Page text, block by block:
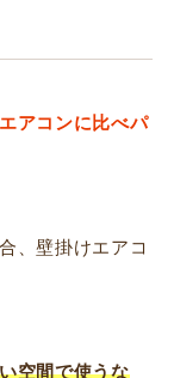
アコンに比べパ
、壁掛けエアコ
空間で使うな